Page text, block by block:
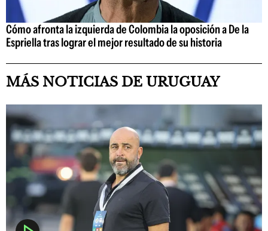
Cómo afronta la izquierda de Colombia la oposición a De la
Espriella tras lograr el mejor resultado de su historia
MÁS NOTICIAS DE URUGUAY